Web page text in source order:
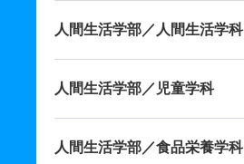
人間生活学部／人間生活学科
人間生活学部／児童学科
人間生活学部／食品栄養学科